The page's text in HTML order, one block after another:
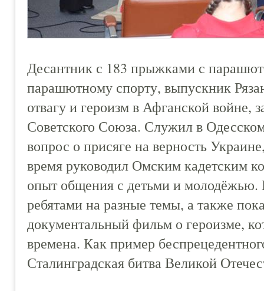
Десантник с 183 прыжками с
парашютному спорту, выпускник
отвагу и героизм в Афганской войне,
Советского Союза. Служил в
вопрос о присяге на верность
время руководил Омским кадетским
опыт общения с детьми и молодёжью.
ребятами на разные темы, а также
документальный фильм о героизме,
времена. Как пример
Сталинградская битва Великой